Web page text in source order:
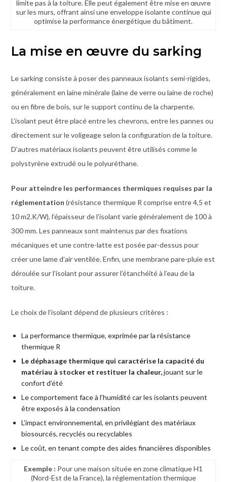
limite pas à la toiture. Elle peut également être mise en œuvre
sur les murs, offrant ainsi une enveloppe isolante continue qui
optimise la performance énergétique du bâtiment.
La mise en œuvre du sarking
Le sarking consiste à poser des panneaux isolants semi-rigides,
généralement en laine minérale (laine de verre ou laine de roche)
ou en fibre de bois, sur le support continu de la charpente.
L’isolant peut être placé entre les chevrons, entre les pannes ou
directement sur le voligeage selon la configuration de la toiture.
D’autres matériaux isolants peuvent être utilisés comme le
polystyrène extrudé ou le polyuréthane.
Pour atteindre les performances thermiques requises par la
réglementation (résistance thermique R comprise entre 4,5 et
10 m2.K/W), l’épaisseur de l’isolant varie généralement de 100 à
300 mm. Les panneaux sont maintenus par des fixations
mécaniques et une contre-latte est posée par-dessus pour
créer une lame d’air ventilée. Enfin, une membrane pare-pluie est
déroulée sur l’isolant pour assurer l’étanchéité à l’eau de la
toiture.
Le choix de l’isolant dépend de plusieurs critères :
La performance thermique, exprimée par la résistance
thermique R
Le déphasage thermique qui caractérise la capacité du
matériau à stocker et restituer la chaleur,jouant sur le
confort d’été
Le comportement face à l’humidité car les isolants peuvent
être exposés à la condensation
L’impact environnemental, en privilégiant des matériaux
biosourcés, recyclés ou recyclables
Le coût, en tenant compte des aides financières disponibles
Exemple : Pour une maison située en zone climatique H1
(Nord-Est de la France), la réglementation thermique